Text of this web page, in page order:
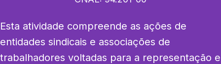
Esta atividade compreende as ações de
entidades sindicais e associações de
trabalhadores voltadas para a representação e